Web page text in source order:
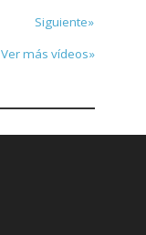
Siguiente»
Ver más vídeos»